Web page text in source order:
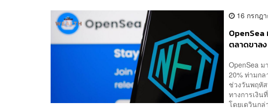
16 กรกฎ
OpenSea
ตลาดขาลง
OpenSea
20% ท่ามก
ช่วงวันพฤหั
ทางการเงิน
โดยเดวินก